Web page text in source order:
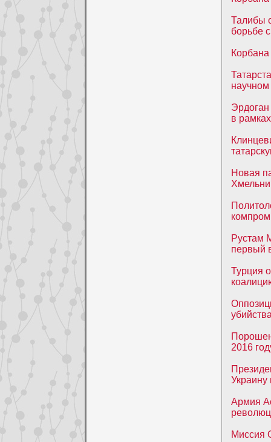
Талибы
борьбе
Корбана
в
Новая
Рустам
первый
Турция
2016
Украину
Армия
Миссия